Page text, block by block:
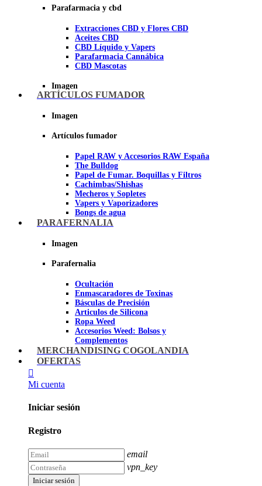
Parafarmacia y cbd
Extracciones CBD y Flores CBD
Aceites CBD
CBD Líquido y Vapers
Parafarmacia Cannábica
CBD Mascotas
Imagen
ARTÍCULOS FUMADOR
Imagen
Artículos fumador
Papel RAW y Accesorios RAW España
The Bulldog
Papel de Fumar. Boquillas y Filtros
Cachimbas/Shishas
Mecheros y Sopletes
Vapers y Vaporizadores
Bongs de agua
Bandejas para liar
Ceniceros para Fumadores
Pipas BHO
Dabbers
Imagen
PARAFERNALIA
Imagen
Parafernalia
Ocultación
Enmascaradores de Toxinas
Básculas de Precisión
Articulos de Silicona
Ropa Weed
Accesorios Weed: Bolsos y
Complementos
Cannabuds
Inciensos
MERCHANDISING COGOLANDIA
OFERTAS
Mi cuenta
Iniciar sesión
Registro
email
vpn_key
Iniciar sesión